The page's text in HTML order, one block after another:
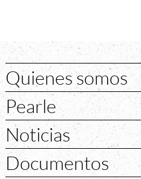
Quienes somos
Pearle
Noticias
Documentos